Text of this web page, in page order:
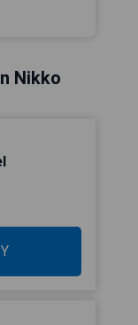
Nikko